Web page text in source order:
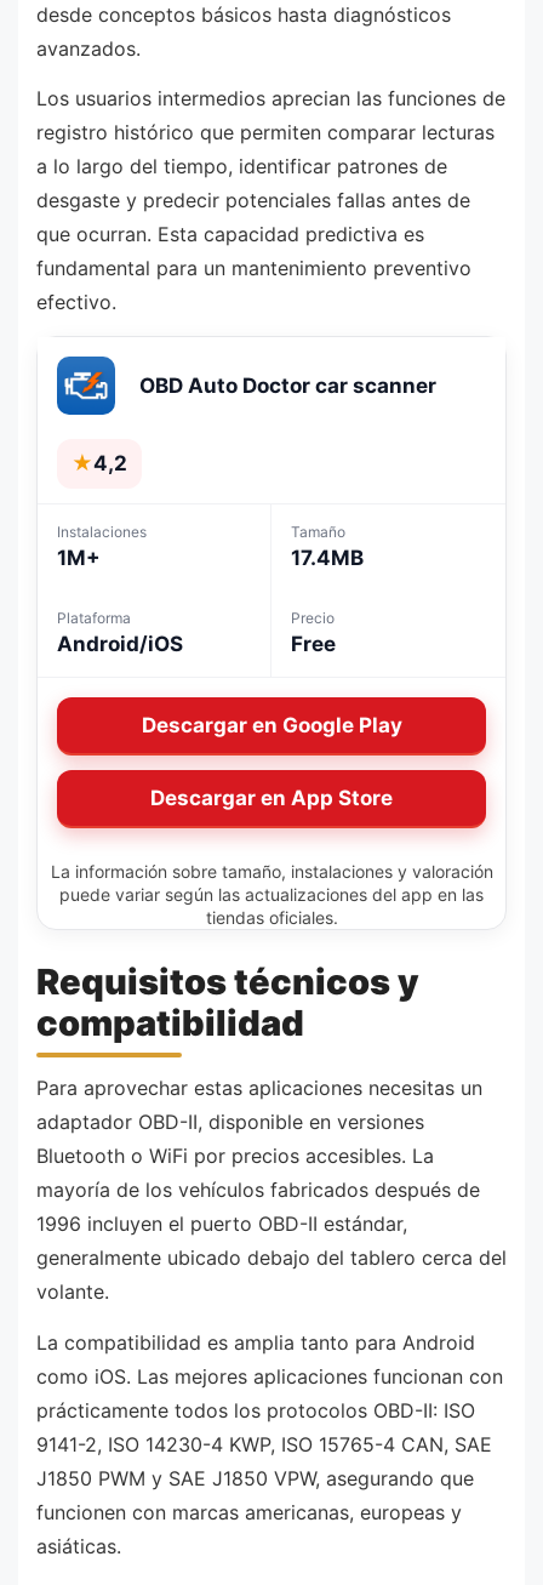
desde conceptos básicos hasta diagnósticos
avanzados.
Los usuarios intermedios aprecian las funciones de
registro histórico que permiten comparar lecturas
a lo largo del tiempo, identificar patrones de
desgaste y predecir potenciales fallas antes de
que ocurran. Esta capacidad predictiva es
fundamental para un mantenimiento preventivo
efectivo.
OBD Auto Doctor car scanner
★4,2
Instalaciones
1M+
Tamaño
17.4MB
Plataforma
Android/iOS
Precio
Free
Descargar en Google Play
Descargar en App Store
La información sobre tamaño, instalaciones y valoración
puede variar según las actualizaciones del app en las
tiendas oficiales.
Requisitos técnicos y
compatibilidad
Para aprovechar estas aplicaciones necesitas un
adaptador OBD-II, disponible en versiones
Bluetooth o WiFi por precios accesibles. La
mayoría de los vehículos fabricados después de
1996 incluyen el puerto OBD-II estándar,
generalmente ubicado debajo del tablero cerca del
volante.
La compatibilidad es amplia tanto para Android
como iOS. Las mejores aplicaciones funcionan con
prácticamente todos los protocolos OBD-II: ISO
9141-2, ISO 14230-4 KWP, ISO 15765-4 CAN, SAE
J1850 PWM y SAE J1850 VPW, asegurando que
funcionen con marcas americanas, europeas y
asiáticas.